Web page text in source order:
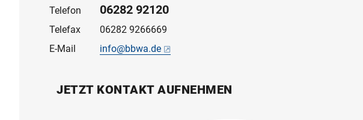
Telefon 06282 92120
Telefax
06282 9266669
E-Mail
info@bbwa.de
JETZT KONTAKT AUFNEHMEN